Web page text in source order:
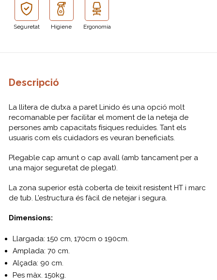
Seguretat Higiene Ergonomia
Descripció
La llitera de dutxa a paret Linido és una opció molt
recomanable per facilitar el moment de la neteja de
persones amb capacitats físiques reduïdes. Tant els
usuaris com els cuidadors es veuran beneficiats.
Plegable cap amunt o cap avall (amb tancament per a
una major seguretat de plegat).
La zona superior està coberta de teixit resistent HT i marc
de tub. L’estructura és fàcil de netejar i segura.
Dimensions:
Llargada: 150 cm, 170cm o 190cm.
Amplada: 70 cm.
Alçada: 90 cm.
Pes màx. 150kg.